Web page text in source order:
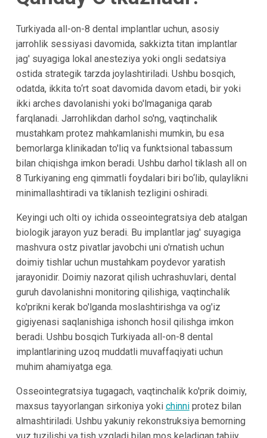
Turkiyada all-on-8 dental implantlar uchun, asosiy
jarrohlik sessiyasi davomida, sakkizta titan implantlar
jag' suyagiga lokal anesteziya yoki ongli sedatsiya
ostida strategik tarzda joylashtiriladi. Ushbu bosqich,
odatda, ikkita to‘rt soat davomida davom etadi, bir yoki
ikki arches davolanishi yoki bo'lmaganiga qarab
farqlanadi. Jarrohlikdan darhol so'ng, vaqtinchalik
mustahkam protez mahkamlanishi mumkin, bu esa
bemorlarga klinikadan to'liq va funktsional tabassum
bilan chiqishga imkon beradi. Ushbu darhol tiklash all on
8 Turkiyaning eng qimmatli foydalari biri bo‘lib, qulaylikni
minimallashtiradi va tiklanish tezligini oshiradi.
Keyingi uch olti oy ichida osseointegratsiya deb atalgan
biologik jarayon yuz beradi. Bu implantlar jag' suyagiga
mashvura ostz pivatlar javobchi uni o'rnatish uchun
doimiy tishlar uchun mustahkam poydevor yaratish
jarayonidir. Doimiy nazorat qilish uchrashuvlari, dental
guruh davolanishni monitoring qilishiga, vaqtinchalik
ko'prikni kerak bo'lganda moslashtirishga va og'iz
gigiyenasi saqlanishiga ishonch hosil qilishga imkon
beradi. Ushbu bosqich Turkiyada all-on-8 dental
implantlarining uzoq muddatli muvaffaqiyati uchun
muhim ahamiyatga ega.
Osseointegratsiya tugagach, vaqtinchalik ko'prik doimiy,
maxsus tayyorlangan sirkoniya yoki chinniprotez bilan
almashtiriladi. Ushbu yakuniy rekonstruksiya bemorning